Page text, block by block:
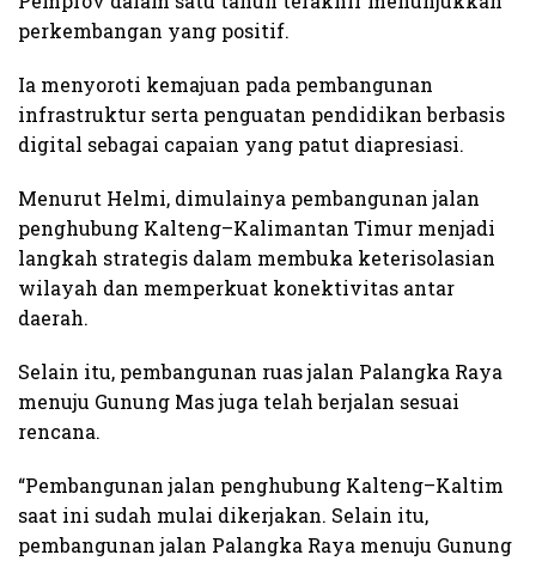
perkembangan yang positif.
Ia menyoroti kemajuan pada pembangunan
infrastruktur serta penguatan pendidikan berbasis
digital sebagai capaian yang patut diapresiasi.
Menurut Helmi, dimulainya pembangunan jalan
penghubung Kalteng–Kalimantan Timur menjadi
langkah strategis dalam membuka keterisolasian
wilayah dan memperkuat konektivitas antar
daerah.
Selain itu, pembangunan ruas jalan Palangka Raya
menuju Gunung Mas juga telah berjalan sesuai
rencana.
“Pembangunan jalan penghubung Kalteng–Kaltim
saat ini sudah mulai dikerjakan. Selain itu,
pembangunan jalan Palangka Raya menuju Gunung